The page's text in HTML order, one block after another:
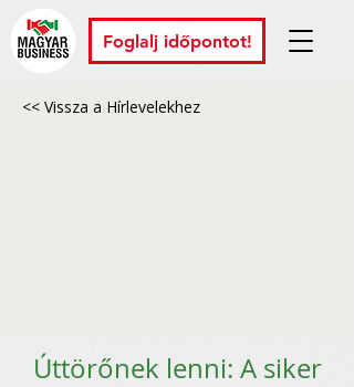
Foglalj időpontot!
<< Vissza a Hírlevelekhez
Úttörőnek lenni: A siker